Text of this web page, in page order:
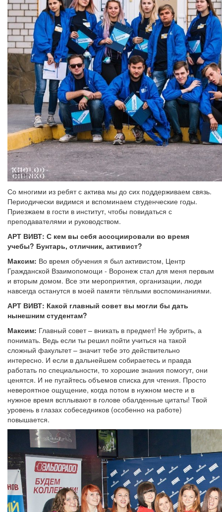
Со многими из ребят с актива мы до сих поддерживаем связь.
Периодически видимся и вспоминаем студенческие годы.
Приезжаем в гости в институт, чтобы повидаться с
преподавателями и руководством.
АРТ ВИВТ: С кем вы себя ассоциировали во время
учебы? Бунтарь, отличник, активист?
Максим: Во время обучения я был активистом, Центр
Гражданской Взаимопомощи - Воронеж стал для меня первым
и вторым домом. Все эти мероприятия, организации, люди
навсегда останутся в моей памяти тёплыми воспоминаниями.
АРТ ВИВТ: Какой главный совет вы могли бы дать
нынешним студентам?
Максим: Главный совет – вникать в предмет! Не зубрить, а
понимать. Ведь если ты решил пойти учиться на такой
сложный факультет – значит тебе это действительно
интересно. И если в дальнейшем собираетесь и правда
работать по специальности, то хорошие знания помогут, они
ценятся. И не пугайтесь объемов списка для чтения. Просто
невероятное ощущение, когда потом в нужном месте и в
нужное время всплывают в голове обалденные цитаты! Твой
уровень в глазах собеседников (особенно на работе)
повышается.